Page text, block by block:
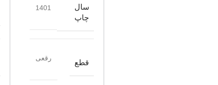
سال
چاپ
1401
قطع
رقعی